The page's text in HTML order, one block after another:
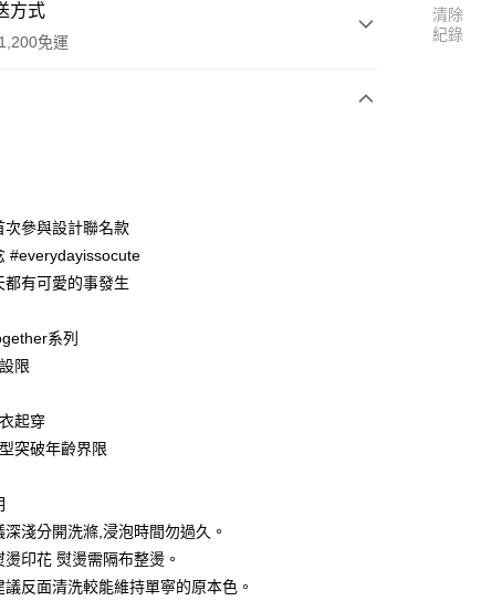
方式
免運
款
期使用說明】
灣大哥大提供，台灣大哥大用戶可立即使用無須另外申請。
擇「大哥付你分期」，訂單成立後會自動跳轉到大哥付的交易
機門號後，選擇欲分期的期數、繳款截止日，確認付款後即
分鐘內，如未前往確認交易或遇審核未通過，訂單將自動取
專審核」未通過狀況，表示未達大哥付你分期系統評分，恕
內容。
明】
併入電信帳單，「大哥付你分期」於每月結算日後寄送繳費提
，滿NT$1,200(含以上)免運費
貨
次參與設計聯名款
#everydayissocute
都有可愛的事發生
系列
限
起穿
突破年齡界限
深淺分開洗滌,浸泡時間勿過久。
燙印花 熨燙需隔布整燙。
議反面清洗較能維持單寧的原本色。
清除
紀錄